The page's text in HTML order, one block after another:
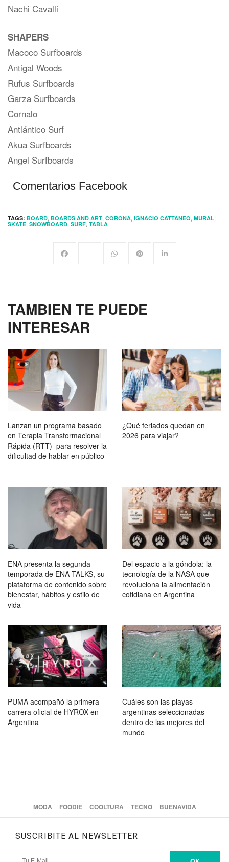
Nachi Cavalli
SHAPERS
Macoco Surfboards
Antigal Woods
Rufus Surfboards
Garza Surfboards
Cornalo
Antlántico Surf
Akua Surfboards
Angel Surfboards
Comentarios Facebook
TAGS: BOARD, BOARDS AND ART, CORONA, IGNACIO CATTANEO, MURAL,
SKATE, SNOWBOARD, SURF, TABLA
TAMBIEN TE PUEDE
INTERESAR
Lanzan un programa basado
en Terapia Transformacional
Rápida (RTT) para resolver la
dificultad de hablar en público
¿Qué feriados quedan en
2026 para viajar?
ENA presenta la segunda
temporada de ENA TALKS, su
plataforma de contenido sobre
bienestar, hábitos y estilo de
vida
Del espacio a la góndola: la
tecnología de la NASA que
revoluciona la alimentación
cotidiana en Argentina
PUMA acompañó la primera
carrera oficial de HYROX en
Argentina
Cuáles son las playas
argentinas seleccionadas
dentro de las mejores del
mundo
MODA FOODIE COOLTURA TECNO BUENAVIDA
SUSCRIBITE AL NEWSLETTER